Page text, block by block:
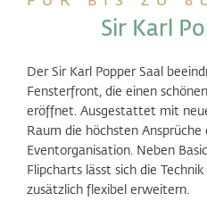
Sir Karl
Der Sir Karl Popper Saal
Fensterfront, die einen
eröffnet. Ausgestattet mit
Raum die höchsten
Eventorganisation. Neben
Flipcharts lässt sich die
zusätzlich flexibel erweitern.